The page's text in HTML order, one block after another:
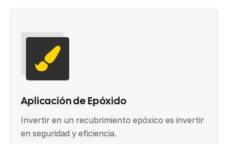
Aplicación de Epóxido
Invertir en un recubrimiento epóxico es invertir
en seguridad y eficiencia.